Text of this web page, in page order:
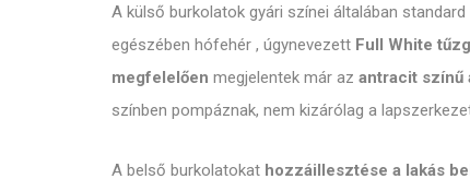
A külső burkolatok gyári színei általában
egészében hófehér , úgynevezett Full White
megfelelően megjelentek már az antracit színű
színben pompáznak, nem kizárólag a
A belső burkolatokat hozzáillesztése a lakás